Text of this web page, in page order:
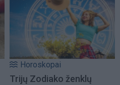
Horoskopai
Trijų Zodiako ženklų